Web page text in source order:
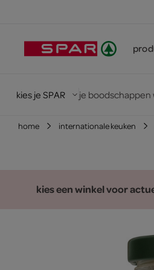
kies je SPAR je boodschappen
home internationale keuken
kies een winkel voor